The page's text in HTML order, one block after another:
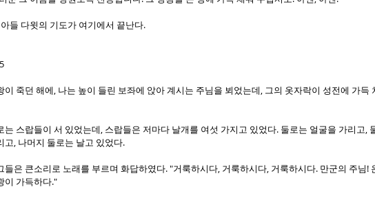
아들 다윗의 기도가 여기에서 끝난다.
왕이 죽던 해에, 나는 높이 들린 보좌에 앉아 계시는 주님을 뵈었는데, 그의 옷자락이 성전에 가득
는 스랍들이 서 있었는데, 스랍들은 저마다 날개를 여섯 가지고 있었다. 둘로는 얼굴을 가리고,
고, 나머지 둘로는 날고 있었다.
그들은 큰소리로 노래를 부르며 화답하였다. "거룩하시다, 거룩하시다, 거룩하시다. 만군의 주님!
이 가득하다."